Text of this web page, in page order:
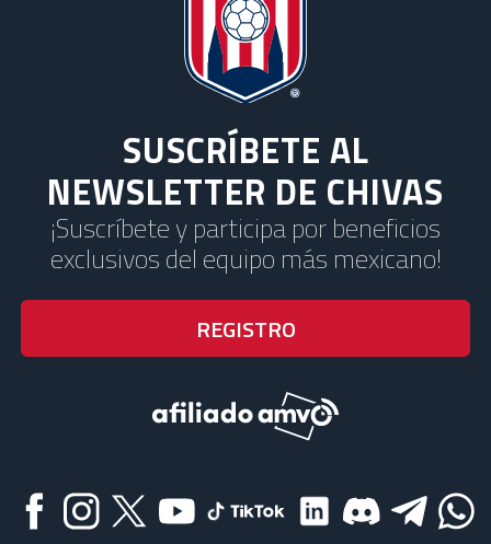
SUSCRÍBETE AL
NEWSLETTER DE CHIVAS
¡Suscríbete y participa por beneficios
exclusivos del equipo más mexicano!